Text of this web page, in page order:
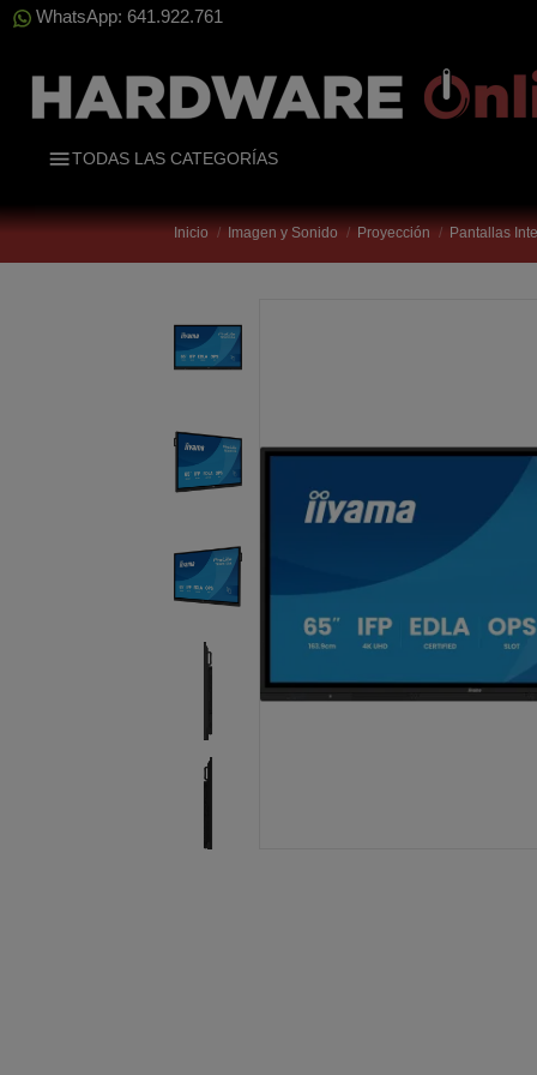
WhatsApp: 641.922.761
TODAS LAS CATEGORÍAS
Inicio Imagen y Sonido Proyección Pantallas